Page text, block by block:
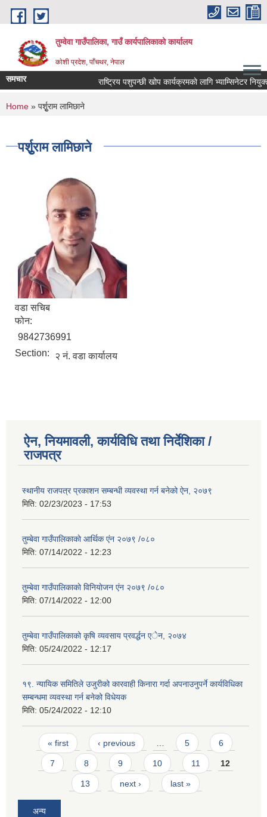
Skip to main content
तुम्वेवा गाउँपालिका, गाउँ कार्यपालिकाको कार्यालय
काेशी प्रदेश, पाँचथर, नेपाल
समचार राष्ट्रिय पशुपन्छी खोप कार्यक्रमकाे लागि भ्याम्सिनेटर
You are here
Home » पर्शुृराम लामिछाने
पर्शुृराम लामिछाने
वडा सचिब
फोन:
9842736991
Section:
२ नं. वडा कार्यालय
ऐन, नियमावली, कार्यविधि तथा निर्देशिका /
राजपत्र
स्थानीय राजपत्र प्रकाशन सम्बन्धी व्यवस्था गर्न बनेको ऐन, २०७९
मिति: 02/23/2023 - 17:53
तुम्बेवा गाउँपालिकाकाे आर्थिक एंन २०७९ /०८०
मिति: 07/14/2022 - 12:23
तुम्बेवा गाउँपालिकाकाे विनियाेजन एंन २०७९ /०८०
मिति: 07/14/2022 - 12:00
तुम्बेवा गाउँपालिकाको कृषि व्यवसाय प्रवर्द्धन एेन, २०७४
मिति: 05/24/2022 - 12:17
१९. न्यायिक समितिले उजुरीको कारवाही किनारा गर्दा अपनाउनुपर्ने कार्यविधिका
सम्बन्धमा व्यवस्था गर्न बनेको विधेयक
मिति: 05/24/2022 - 12:10
Pages
« first ‹ previous 5 6
7 8 9 10 11 12
13 next › last »
अन्य